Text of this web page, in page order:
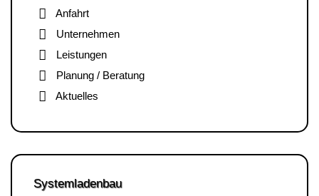
Anfahrt
Unternehmen
Leistungen
Planung / Beratung
Aktuelles
Systemladenbau